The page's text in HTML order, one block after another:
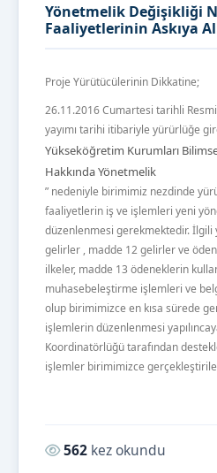
Yönetmelik Değişikliği
Faaliyetlerinin Askıya
Proje Yürütücülerinin Dikkatine;
26.11.2016 Cumartesi tarihli
yayımı tarihi itibariyle yürürlüğe
Yükseköğretim Kurumları
Hakkında Yönetmelik
” nedeniyle birimimiz nezdinde
faaliyetlerin iş ve işlemleri yeni
düzenlenmesi gerekmektedir.
gelirler , madde 12 gelirler ve
ilkeler, madde 13 ödeneklerin
muhasebeleştirme işlemleri ve
olup birimimizce en kısa sürede
işlemlerin düzenlenmesi
Koordinatörlüğü tarafından
işlemler birimimizce
Okunma sayısı:
562 kez okundu